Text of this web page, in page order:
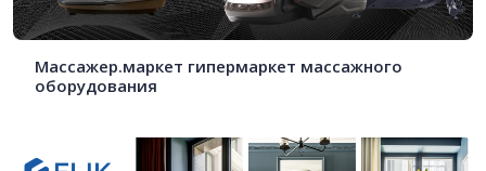
Массажер.маркет гипермаркет массажного
оборудования